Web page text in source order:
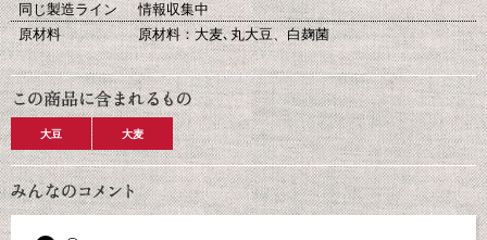
同じ製造ライン
情報収集中
原材料
原材料：大麦､丸大豆、白麹菌
大豆 大麦